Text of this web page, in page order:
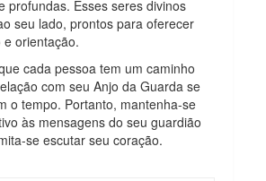
profundas. Esses seres divinos
seu lado, prontos para oferecer
orientação.
cada pessoa tem um caminho
com seu Anjo da Guarda se
o tempo. Portanto, mantenha-se
às mensagens do seu guardião
se escutar seu coração.